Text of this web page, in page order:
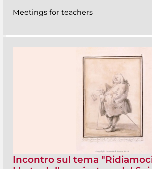
Meetings for teachers
Incontro sul tema